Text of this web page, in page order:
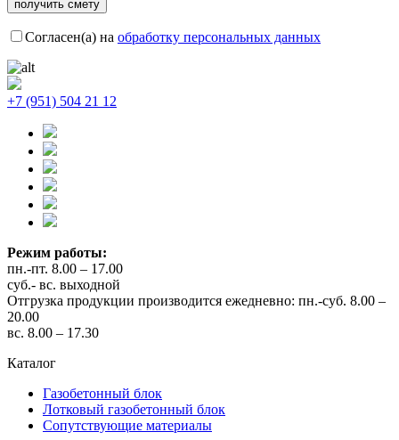
Согласен(а) на обработку персональных данных
+7 (951) 504 21 12
Режим работы:
пн.-пт. 8.00 – 17.00
суб.- вс. выходной
Отгрузка продукции производится ежедневно: пн.-суб. 8.00 –
20.00
вс. 8.00 – 17.30
Каталог
Газобетонный блок
Лотковый газобетонный блок
Сопутствующие материалы